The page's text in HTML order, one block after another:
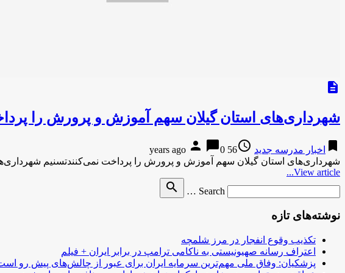
description
شهرداری‌های استان گیلان سهم آموزش و پرورش را
bookmark اخبار مدرسه جدید access_time
56 years ago
person chat_bubble0
شهرداری‌های استان گیلان سهم آموزش و پرورش را پرداخت نمی‌کنندتسنیم
View article...
Search …
search
نوشته‌های تازه
تکذیب وقوع انفجار در مرز شلمچه
اعتراف رسانه صهیونیستی به ناکامی ترامپ در برابر ایران + فیلم
پزشکیان: وفاق ملی مهم‌ترین سرمایه ایران برای عبور از چالش‌های پیش رو